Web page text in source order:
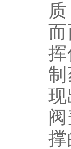
现
撑